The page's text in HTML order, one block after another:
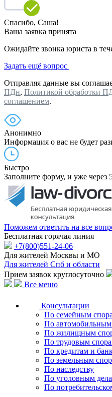
Спасибо, Саша!
Ваша заявка принята
Ожидайте звонка юриста в
Задать ещё вопрос
Отправляя данные вы
ПДн, Политикой обработки
соглашением.
Анонимно
Информация о вас не будет
Быстро
Заполните форму, и уже через
Поможем ответить на все
Бесплатная горячая линия
+7(800)551-24-06
Для жителей Москвы и МО
Для жителей Спб и области
Прием заявок круглосуточно
Все меню
Консультации
По семейным
По
По жилищным
По трудовым
По кредитам и
По земельным
По наследству
По уголовным
По